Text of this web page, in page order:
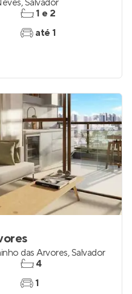
,Salvador
1 e 2
até 1
das Árvores,Salvador
4
1